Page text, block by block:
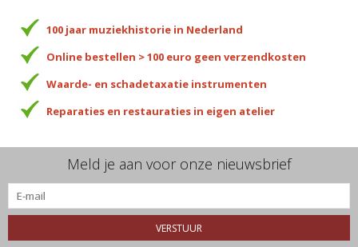
100 jaar muziekhistorie in Nederland
Online bestellen > 100 euro geen verzendkosten
Waarde- en schadetaxatie instrumenten
Reparaties en restauraties in eigen atelier
Meld je aan voor onze nieuwsbrief
VERSTUUR